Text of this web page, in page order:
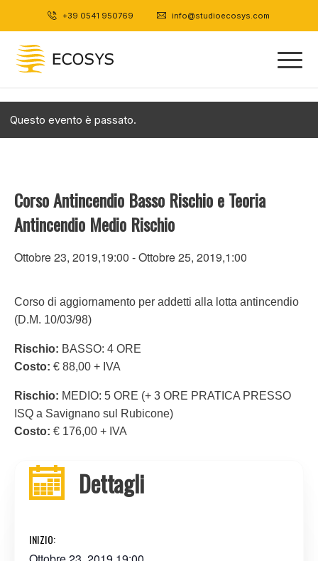
+39 0541 950769 info@studioecosys.com
Questo evento è passato.
Corso Antincendio Basso Rischio e Teoria
Antincendio Medio Rischio
Ottobre 23, 2019,19:00 -Ottobre 25, 2019,1:00
Corso di aggiornamento per addetti alla lotta antincendio
(D.M. 10/03/98)
Rischio: BASSO: 4 ORE
Costo: € 88,00 + IVA
Rischio: MEDIO: 5 ORE (+ 3 ORE PRATICA PRESSO
ISQ a Savignano sul Rubicone)
Costo: € 176,00 + IVA
Dettagli
INIZIO: